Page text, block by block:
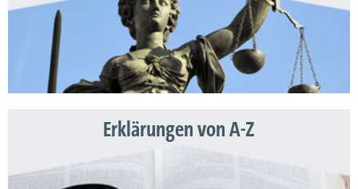
Erklärungen von A-Z